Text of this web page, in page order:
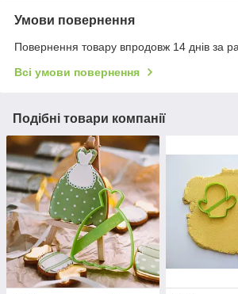
Умови повернення
Повернення товару впродовж 14 днів за
Всі умови повернення
Подібні товари компанії